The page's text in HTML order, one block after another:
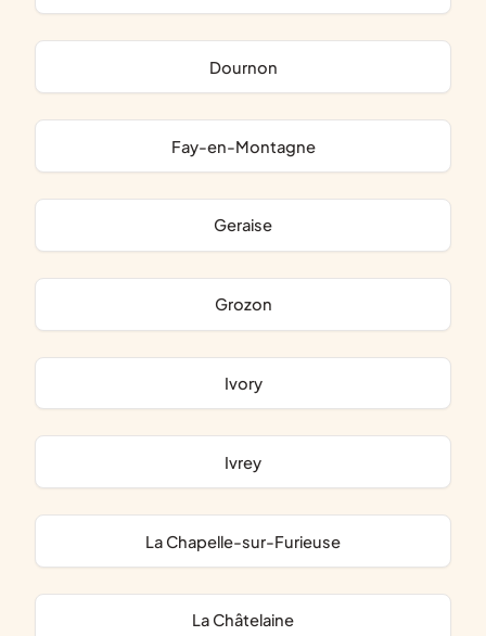
Dournon
Fay-en-Montagne
Geraise
Grozon
Ivory
Ivrey
La Chapelle-sur-Furieuse
La Châtelaine